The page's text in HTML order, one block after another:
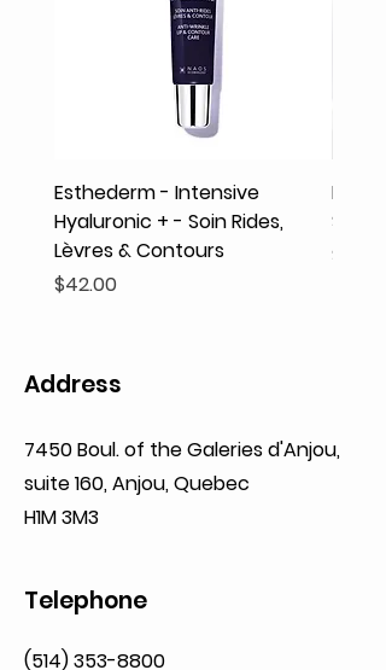
Esthederm - Intensive
Hyaluronic + - Soin Rides,
Lèvres & Contours
Price
$42.00
Price
$41.93
Address
7450 Boul. of the Galeries d'Anjou,
suite 160,Anjou, Quebec
H1M 3M3
Telephone
(514) 353-8800